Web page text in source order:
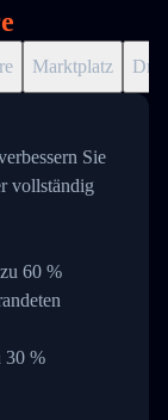
Marktplatz
Sie
vollständig
60 %
30 %